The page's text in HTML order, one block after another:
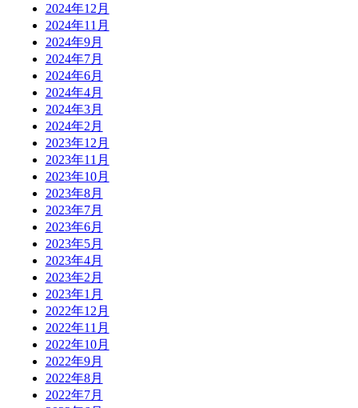
2024年12月
2024年11月
2024年9月
2024年7月
2024年6月
2024年4月
2024年3月
2024年2月
2023年12月
2023年11月
2023年10月
2023年8月
2023年7月
2023年6月
2023年5月
2023年4月
2023年2月
2023年1月
2022年12月
2022年11月
2022年10月
2022年9月
2022年8月
2022年7月